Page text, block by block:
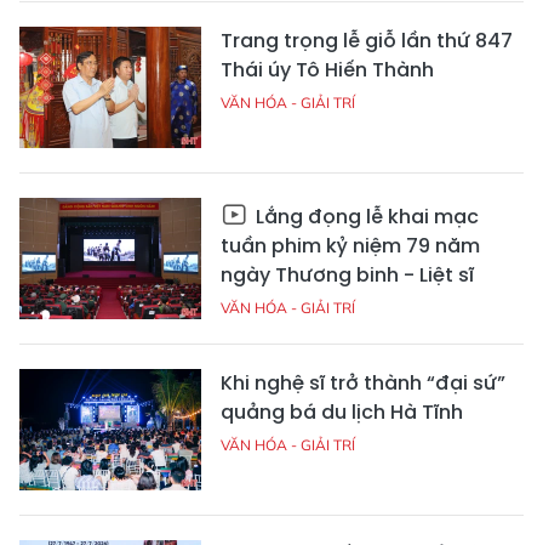
Trang trọng lễ giỗ lần thứ 847
Thái úy Tô Hiến Thành
VĂN HÓA - GIẢI TRÍ
Lắng đọng lễ khai mạc
tuần phim kỷ niệm 79 năm
ngày Thương binh - Liệt sĩ
VĂN HÓA - GIẢI TRÍ
Khi nghệ sĩ trở thành “đại sứ”
quảng bá du lịch Hà Tĩnh
VĂN HÓA - GIẢI TRÍ